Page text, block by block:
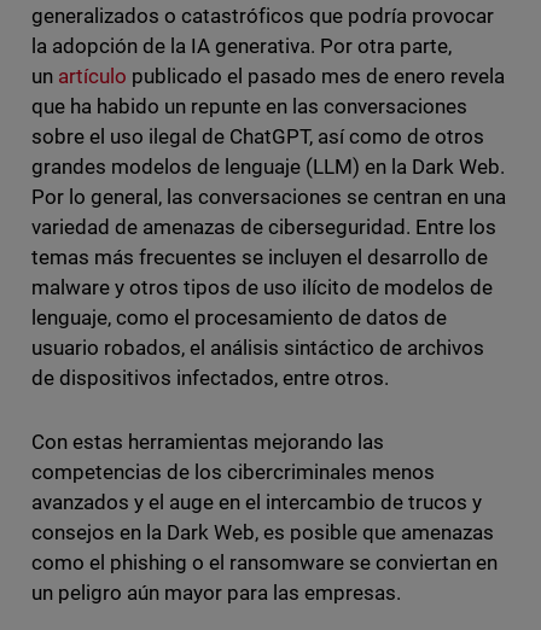
generalizados o catastróficos que podría provocar
la adopción de la IA generativa. Por otra parte,
un artículo publicado el pasado mes de enero revela
que ha habido un repunte en las conversaciones
sobre el uso ilegal de ChatGPT, así como de otros
grandes modelos de lenguaje (LLM) en la Dark Web.
Por lo general, las conversaciones se centran en una
variedad de amenazas de ciberseguridad. Entre los
temas más frecuentes se incluyen el desarrollo de
malware y otros tipos de uso ilícito de modelos de
lenguaje, como el procesamiento de datos de
usuario robados, el análisis sintáctico de archivos
de dispositivos infectados, entre otros.
Con estas herramientas mejorando las
competencias de los cibercriminales menos
avanzados y el auge en el intercambio de trucos y
consejos en la Dark Web, es posible que amenazas
como el phishing o el ransomware se conviertan en
un peligro aún mayor para las empresas.